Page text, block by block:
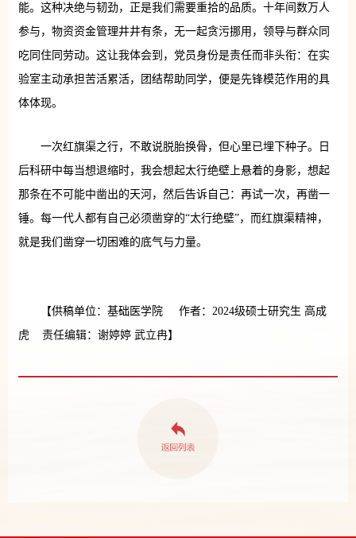
能。这种决绝与韧劲，正是我们需要重拾的品质。十年间数万人
参与，物资资金管理井井有条，无一起贪污挪用，领导与群众同
吃同住同劳动。这让我体会到，党员身份是责任而非头衔：在实
验室主动承担苦活累活，团结帮助同学，便是先锋模范作用的具
体体现。
一次红旗渠之行，不敢说脱胎换骨，但心里已埋下种子。日
后科研中每当想退缩时，我会想起太行绝壁上悬着的身影，想起
那条在不可能中凿出的天河，然后告诉自己：再试一次，再凿一
锤。每一代人都有自己必须凿穿的“太行绝壁”，而红旗渠精神，
就是我们凿穿一切困难的底气与力量。
【供稿单位：基础医学院 作者：2024级硕士研究生 高成
虎 责任编辑：谢婷婷 武立冉】